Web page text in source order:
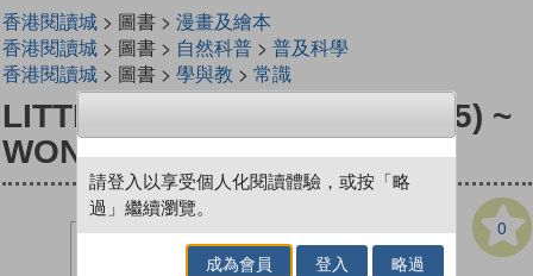
香港閱讀城> 圖書 > 漫畫及繪本
香港閱讀城> 圖書 > 自然科普> 普及科學
香港閱讀城> 圖書 > 學與教 > 常識
LITTLE MONITOR SERIES (15) ~
WONDERLAND
0
請登入以享受個人化閱讀體驗，或按「略
過」繼續瀏覽。
成為會員 登入 略過